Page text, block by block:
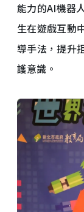
能力的AI機器
生在遊戲互動
導手法，提升
護意識。